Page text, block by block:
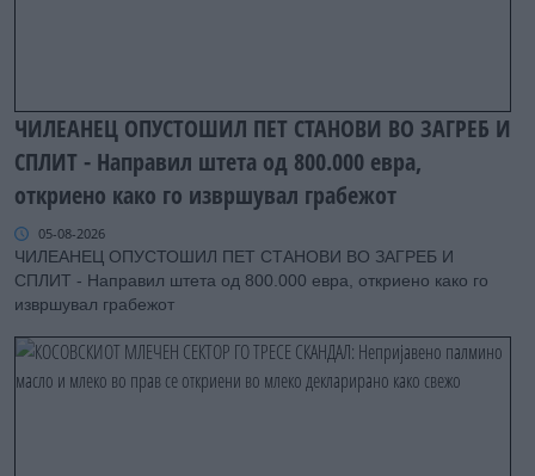
ЧИЛЕАНЕЦ ОПУСТОШИЛ ПЕТ СТАНОВИ ВО ЗАГРЕБ И
СПЛИТ - Направил штета од 800.000 евра,
откриено како го извршувал грабежот
05-08-2026
ЧИЛЕАНЕЦ ОПУСТОШИЛ ПЕТ СТАНОВИ ВО ЗАГРЕБ И
СПЛИТ - Направил штета од 800.000 евра, откриено како го
извршувал грабежот